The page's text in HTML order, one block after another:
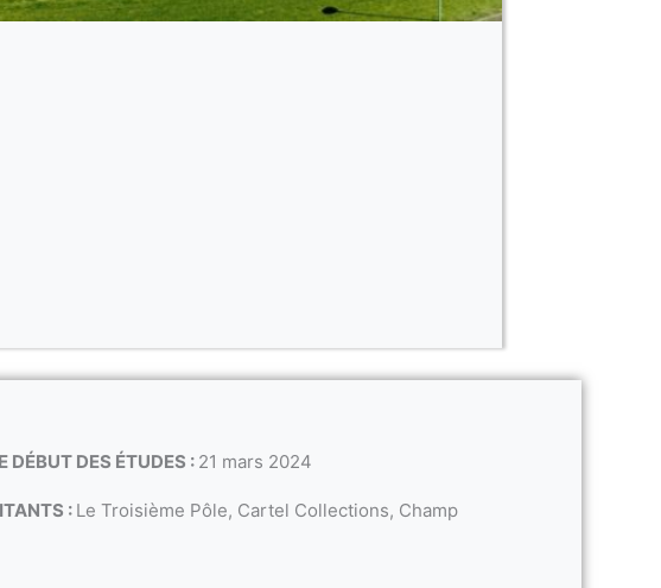
DÉBUT DES ÉTUDES : 21 mars 2024
: Le Troisième Pôle, Cartel Collections, Champ